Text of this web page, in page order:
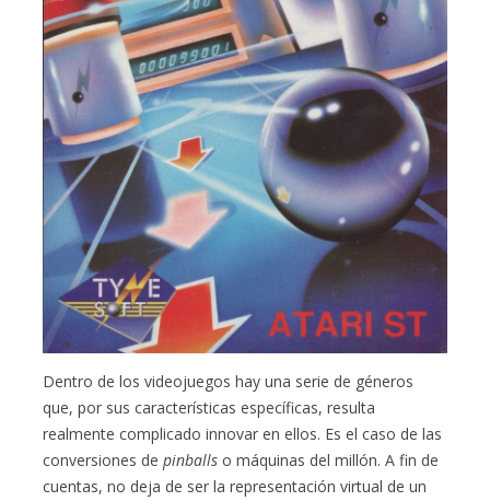
Dentro de los videojuegos hay una serie de géneros
que, por sus características específicas, resulta
realmente complicado innovar en ellos. Es el caso de las
conversiones depinballs o máquinas del millón. A fin de
cuentas, no deja de ser la representación virtual de un